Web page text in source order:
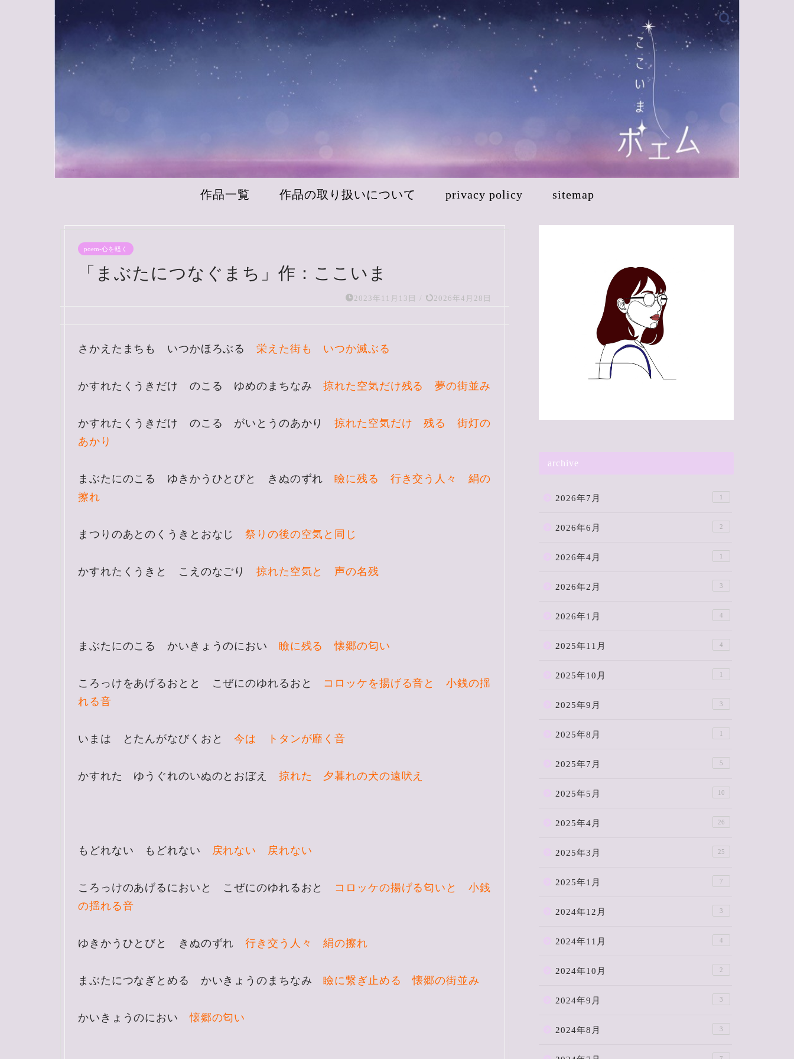
作品一覧 作品の取り扱いについて privacy policy sitemap
poem-心を軽く
「まぶたにつなぐまち」作：ここいま
2023年11月13日 / 2026年4月28日
さかえたまちも いつかほろぶる栄えた街も いつか滅ぶる
かすれたくうきだけ のこる ゆめのまちなみ掠れた空気だけ残る 夢の街並み
かすれたくうきだけ のこる がいとうのあかり掠れた空気だけ 残る 街灯の
あかり
まぶたにのこる ゆきかうひとびと きぬのずれ瞼に残る 行き交う人々 絹の
擦れ
まつりのあとのくうきとおなじ祭りの後の空気と同じ
かすれたくうきと こえのなごり掠れた空気と 声の名残
まぶたにのこる かいきょうのにおい 瞼に残る 懐郷の匂い
ころっけをあげるおとと こぜにのゆれるおと コロッケを揚げる音と 小銭の揺
れる音
いまは とたんがなびくおと今は トタンが靡く音
かすれた ゆうぐれのいぬのとおぼえ 掠れた 夕暮れの犬の遠吠え
もどれない もどれない 戻れない 戻れない
ころっけのあげるにおいと こぜにのゆれるおと コロッケの揚げる匂いと 小銭
の揺れる音
ゆきかうひとびと きぬのずれ行き交う人々 絹の擦れ
まぶたにつなぎとめる かいきょうのまちなみ瞼に繋ぎ止める 懐郷の街並み
かいきょうのにおい懐郷の匂い
archive
2026年7月 1
2026年6月 2
2026年4月 1
2026年2月 3
2026年1月 4
2025年11月 4
2025年10月 1
2025年9月 3
2025年8月 1
2025年7月 5
2025年5月 10
2025年4月 26
2025年3月 25
2025年1月 7
2024年12月 3
2024年11月 4
2024年10月 2
2024年9月 3
2024年8月 3